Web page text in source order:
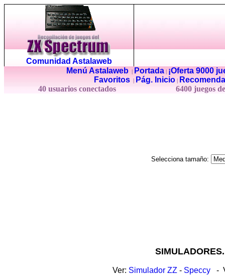
Comunidad Astalaweb
Menú Astalaweb| Portada|
¡Oferta 9000
Favoritos
Pág. Inicio
40 usuarios conectados
6400 juegos
Selecciona tamaño:
Ver: Simulador ZZ - Speccy -